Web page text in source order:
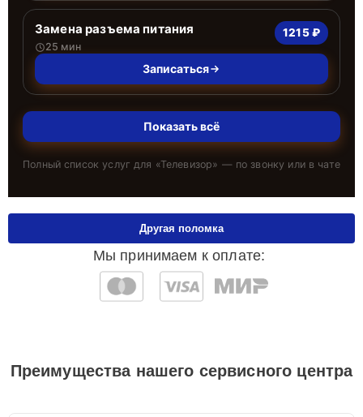
Замена разъема питания
25 мин
1215 ₽
Записаться
Показать всё
Полный список услуг для «Телевизор» — по звонку или в чате
Мы принимаем к оплате:
Другая поломка
Преимущества нашего сервисного центра